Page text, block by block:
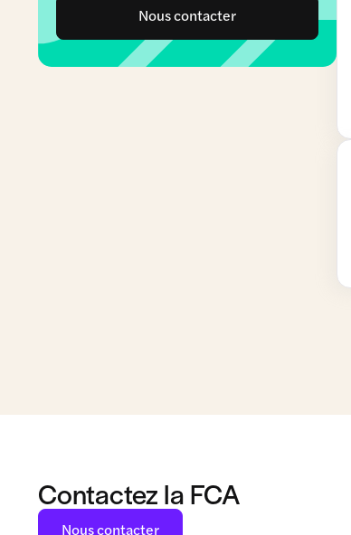
Nous contacter
Contactez la FCA
Nous contacter